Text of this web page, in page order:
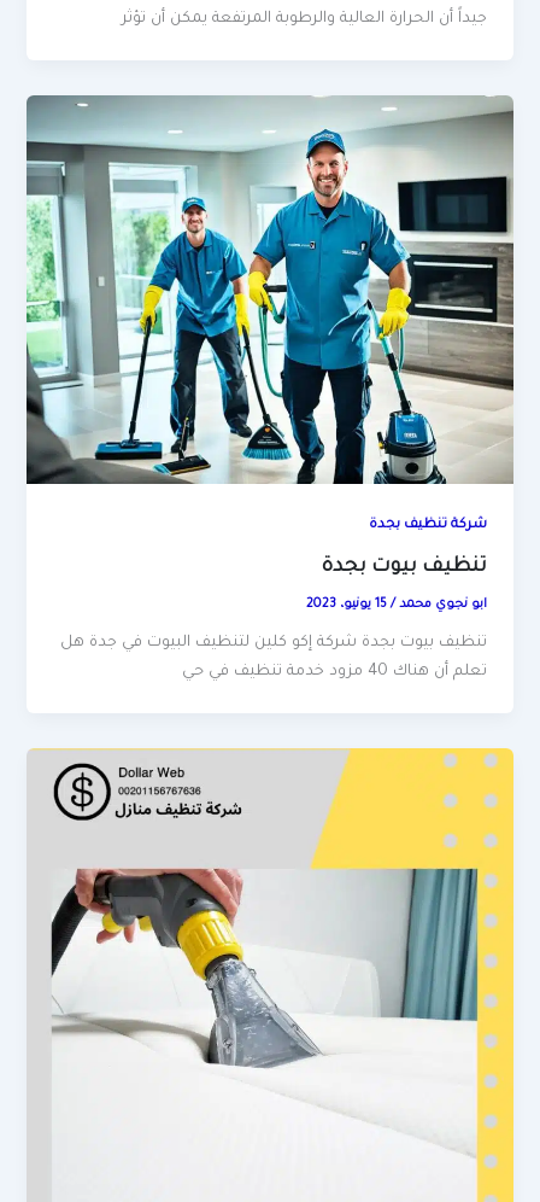
جيداً أن الحرارة العالية والرطوبة المرتفعة يمكن أن تؤثر
شركة تنظيف بجدة
تنظيف بيوت بجدة
ابو نجوي محمد/15 يونيو، 2023
تنظيف بيوت بجدة شركة إكو كلين لتنظيف البيوت في جدة هل
تعلم أن هناك 40 مزود خدمة تنظيف في حي